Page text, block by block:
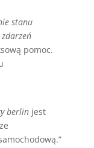
stanu
pomoc.
berlinjest